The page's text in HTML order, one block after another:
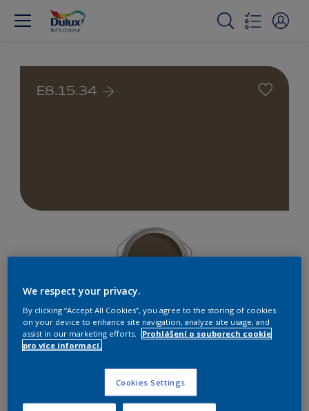
E8.15.34
Najít výrobek v tomto odstínu
We respect your privacy.
By clicking “Accept All Cookies”, you agree to the storing of cookies
on your device to enhance site navigation, analyze site usage, and
assist in our marketing efforts.
Prohlášení o souborech cookie
pro více informací.
Cookies Settings